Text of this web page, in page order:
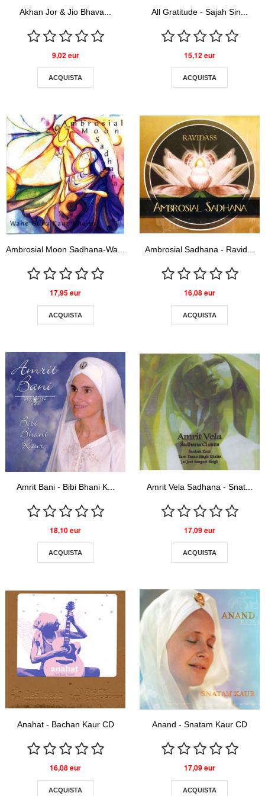
Akhan Jor & Jio Bhava...
9,02 eur
ACQUISTA
All Gratitude - Sajah Sin...
15,12 eur
ACQUISTA
Ambrosial Moon Sadhana-Wa...
17,95 eur
ACQUISTA
Ambrosial Sadhana - Ravid...
16,08 eur
ACQUISTA
Amrit Bani - Bibi Bhani K...
18,10 eur
ACQUISTA
Amrit Vela Sadhana - Snat...
17,09 eur
ACQUISTA
Anahat - Bachan Kaur CD
16,08 eur
ACQUISTA
Anand - Snatam Kaur CD
17,09 eur
ACQUISTA